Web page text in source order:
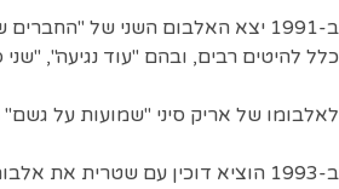
ב-1991 יצא האלבום השני של
כלל להיטים רבים, ובהם "עוד נגיעה",
לאלבומו של אריק סיני "שמועות על גשם" מ-1992 כתב והלחין מספר
ב-1993 הוציא דוכין עם שטרית את